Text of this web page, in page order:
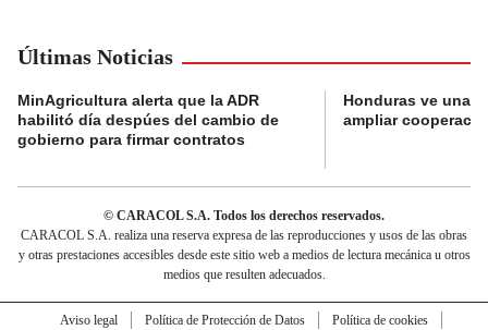
Últimas Noticias
MinAgricultura alerta que la ADR
habilitó día despúes del cambio de
gobierno para firmar contratos
Honduras ve una
ampliar
© CARACOL S.A. Todos los derechos reservados.
CARACOL S.A. realiza una reserva expresa de las reproducciones y usos de las obras
y otras prestaciones accesibles desde este sitio web a medios de lectura mecánica u otros
medios que resulten adecuados.
Aviso legal Política de Protección de Datos
Política de cookies